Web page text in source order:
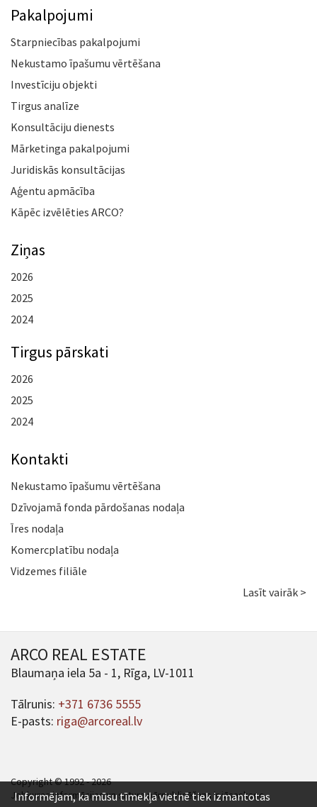
Pakalpojumi
Starpniecības pakalpojumi
Nekustamo īpašumu vērtēšana
Investīciju objekti
Tirgus analīze
Konsultāciju dienests
Mārketinga pakalpojumi
Juridiskās konsultācijas
Aģentu apmācība
Kāpēc izvēlēties ARCO?
Ziņas
2026
2025
2024
Tirgus pārskati
2026
2025
2024
Kontakti
Nekustamo īpašumu vērtēšana
Dzīvojamā fonda pārdošanas nodaļa
Īres nodaļa
Komercplatību nodaļa
Vidzemes filiāle
Lasīt vairāk >
ARCO REAL ESTATE
Blaumaņa iela 5a - 1, Rīga, LV-1011
Tālrunis: +371 6736 5555
E-pasts: riga@arcoreal.lv
Copyright © 1992 - 2026
Jebkuras informācijas un satura pārpublicēšana ir jāsaskaņo.
Informējam, ka mūsu tīmekļa vietnē tiek izmantotas